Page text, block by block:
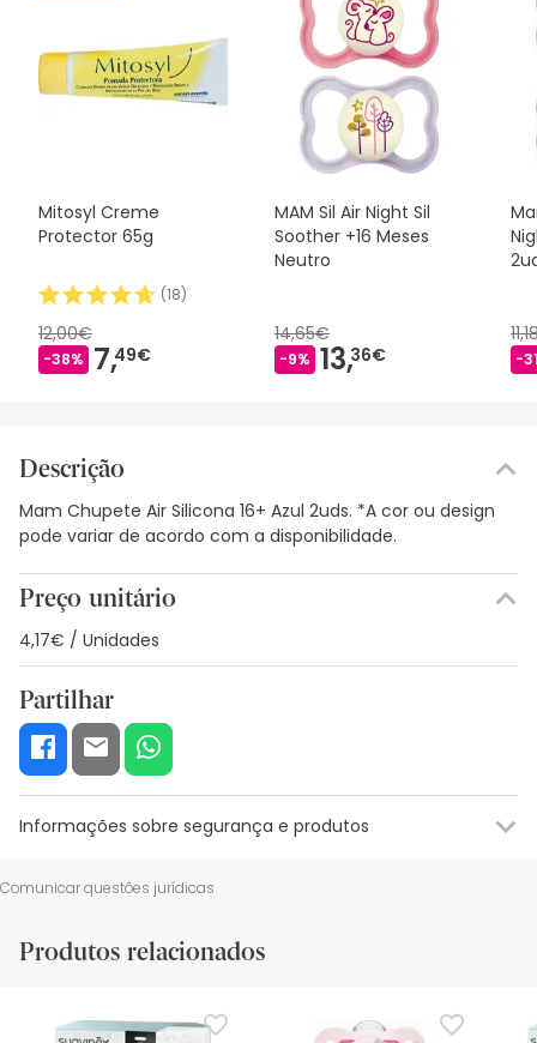
Mitosyl Creme
Protector 65g
(18)
12,00€
-38% 7,49€
MAM Sil Air Night Sil
Soother +16 Meses
Neutro
14,65€
-9% 13,36€ -
Descrição
Mam Chupete Air Silicona 16+ Azul 2uds. *A cor ou design
pode variar de acordo com a disponibilidade.
Preço unitário
4,17€ / Unidades
Partilhar
Informações sobre segurança e produtos
Recursos de segurança visual
De momento, não dispomos de imagens de segurança
Recomendamos que voltes mais tarde para veres as
Comunicar questões jurídicas
Produtos relacionados